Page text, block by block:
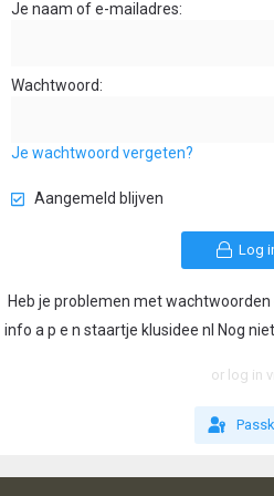
Je naam of e-mailadres
Wachtwoord
Je wachtwoord vergeten?
Aangemeld blijven
Log
Heb je problemen met
info a p e n staartje klusidee nl Nog
or log in